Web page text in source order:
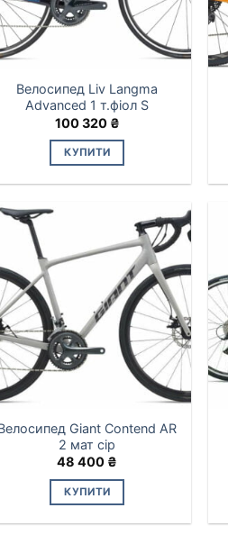
Велосипед Liv Langma
Advanced 1 т.фіол S
100 320 ₴
КУПИТИ
Giant Contend AR
2 мат сір
48 400 ₴
КУПИТИ